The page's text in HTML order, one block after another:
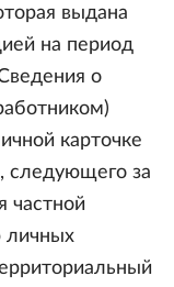
выдана
на период
о
карточке
следующего за
частной
личных